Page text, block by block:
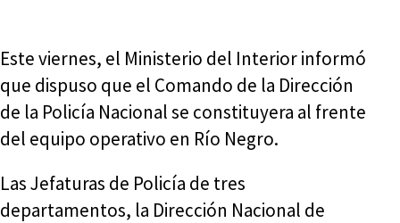
Este viernes, el Ministerio del Interior informó
que dispuso que el Comando de la Dirección
de la Policía Nacional se constituyera al frente
del equipo operativo en Río Negro.
Las Jefaturas de Policía de tres
departamentos, la Dirección Nacional de